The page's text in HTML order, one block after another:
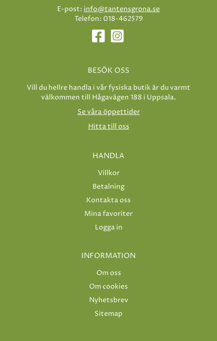
E-post: info@tantensgrona.se
Telefon: 018-462579
BESÖK OSS
Vill du hellre handla i vår fysiska butik är du varmt
välkommen till Hågavägen 188 i Uppsala.
Se våra öppettider
Hitta till oss
HANDLA
Villkor
Betalning
Kontakta oss
Mina favoriter
Logga in
INFORMATION
Om oss
Om cookies
Nyhetsbrev
Sitemap